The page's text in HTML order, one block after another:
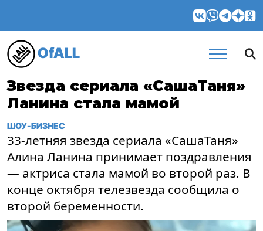
OfALL
Звезда сериала «СашаТаня»
Ланина стала мамой
ШОУ-БИЗНЕС
33-летняя звезда сериала «СашаТаня»
Алина Ланина принимает поздравления
— актриса стала мамой во второй раз. В
конце октября телезвезда сообщила о
второй беременности.